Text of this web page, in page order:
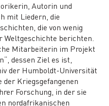
Autorin und
mit Liedern, die
die von wenig
Weltgeschichte berichten.
Mitarbeiterin im Projekt
dessen Ziel es ist,
der Humboldt-Universität
Kriegsgefangenen
Forschung, in der sie
nordafrikanischen